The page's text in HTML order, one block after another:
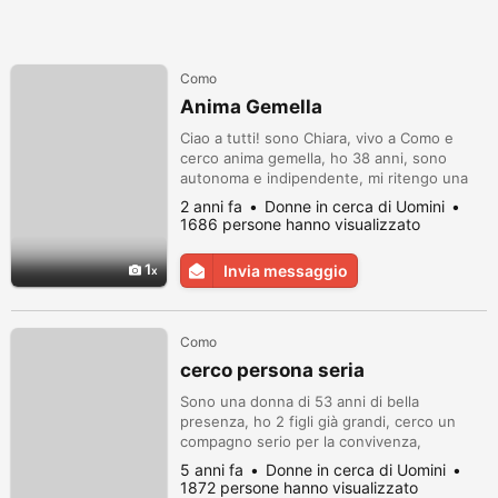
1
Como
Anima Gemella
Ciao a tutti! sono Chiara, vivo a Como e
cerco anima gemella, ho 38 anni, sono
autonoma e indipendente, mi ritengo una
persona genuina e solare. Sono alla ricerca
di un compagno speciale con cui
condividere la vita. Attualmente vivo a
Como, ma sono disposta a spostamri per
costruire una relazione seria. Mi piace la
2 anni fa
Donne in cerca di Uomini
1686 persone hanno visualizzato
Invia messaggio
Como
cerco persona seria
Sono una donna di 53 anni di bella
presenza, ho 2 figli già grandi, cerco un
compagno serio per la convivenza,
astenersi da perditempo.scrivete sulla mia
mail.
5 anni fa
Donne in cerca di Uomini
1872 persone hanno visualizzato